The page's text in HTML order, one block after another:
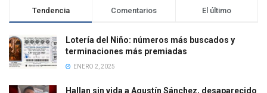
Tendencia Comentarios El último
Lotería del Niño: números más buscados y
terminaciones más premiadas
ENERO 2, 2025
Hallan sin vida a Agustín Sánchez, desaparecido